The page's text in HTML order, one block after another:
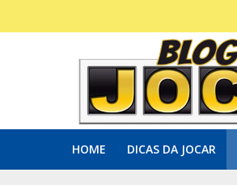
HOME DICAS DA JOCAR